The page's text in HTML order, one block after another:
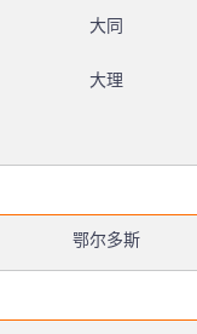
大同
大理
鄂尔多斯